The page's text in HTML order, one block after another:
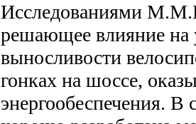
Исследованиями
решающее влияние на
выносливости
гонках на шоссе,
энергообеспечения. В